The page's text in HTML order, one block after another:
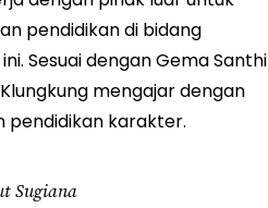
pendidikan di bidang
Sesuai dengan Gema Santhi
mengajar dengan
pendidikan karakter.
Sugiana